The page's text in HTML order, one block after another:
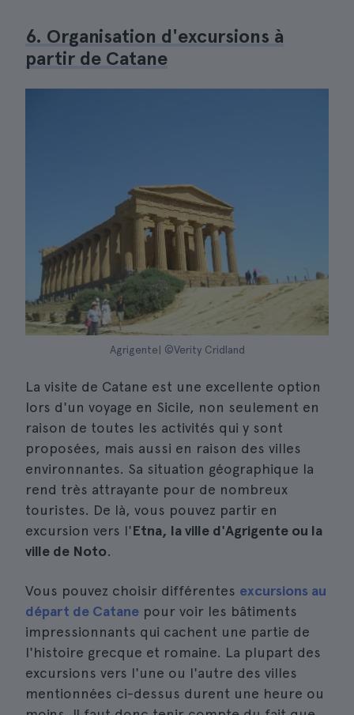
6. Organisation d'excursions à
partir de Catane
Agrigente| ©Verity Cridland
La visite de Catane est une excellente option
lors d'un voyage en Sicile, non seulement en
raison de toutes les activités qui y sont
proposées, mais aussi en raison des villes
environnantes. Sa situation géographique la
rend très attrayante pour de nombreux
touristes. De là, vous pouvez partir en
excursion vers l'Etna, la ville d'Agrigente ou la
ville de Noto.
Vous pouvez choisir différentes excursions au
départ de Catane pour voir les bâtiments
impressionnants qui cachent une partie de
l'histoire grecque et romaine. La plupart des
excursions vers l'une ou l'autre des villes
mentionnées ci-dessus durent une heure ou